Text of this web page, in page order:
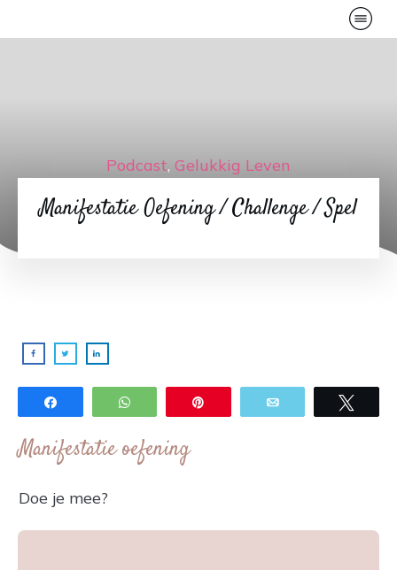
Podcast, Gelukkig Leven
Manifestatie Oefening / Challenge / Spel
WhatsApp
Manifestatie oefening
Doe je mee?